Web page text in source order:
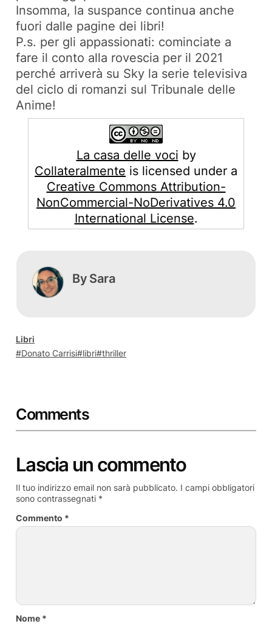
Insomma, la suspance continua anche
fuori dalle pagine dei libri!
P.s. per gli appassionati: cominciate a
fare il conto alla rovescia per il 2021
perché arriverà su Sky la serie televisiva
del ciclo di romanzi sul Tribunale delle
Anime!
La casa delle voci by
Collateralmente is licensed under a
Creative Commons Attribution-
NonCommercial-NoDerivatives 4.0
International License.
By Sara
Libri
Donato Carrisi libri thriller
Comments
Lascia un commento
Il tuo indirizzo email non sarà pubblicato. I campi obbligatori
sono contrassegnati *
Commento *
Nome *